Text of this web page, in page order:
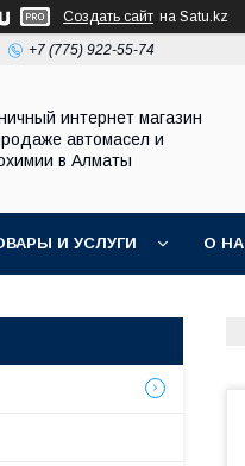
Создать сайт на Satu.kz
+7 (775) 922-55-74
интернет магазин
автомасел и
в Алматы
И УСЛУГИ О